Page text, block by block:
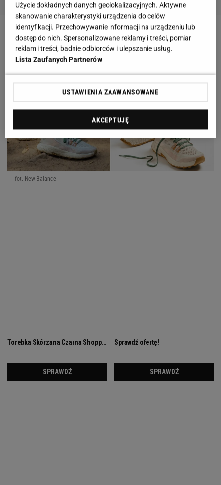
fot. New Balance
Użycie dokładnych danych geolokalizacyjnych. Aktywne
skanowanie charakterystyki urządzenia do celów
identyfikacji. Przechowywanie informacji na urządzeniu lub
dostęp do nich. Spersonalizowane reklamy i treści, pomiar
reklam i treści, badnie odbiorców i ulepszanie usług.
Lista Zaufanych Partnerów
USTAWIENIA ZAAWANSOWANE
AKCEPTUJĘ